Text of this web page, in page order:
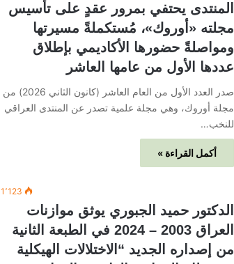
المنتدى يحتفي بمرور عقدٍ على تأسيس
مجلته «أوروك»، مُستكملةً مسيرتها
ومواصلةً حضورها الأكاديمي بإطلاق
عددها الأول من عامها العاشر
صدر العدد الأول من العام العاشر (كانون الثاني 2026) من
مجلة أوروك، وهي مجلة علمية تصدر عن المنتدى العراقي
للنخب…
أكمل القراءة »
1٬123
الدكتور حميد الجبوري يوثق موازنات
العراق 2003 – 2024 في الطبعة الثانية
من إصداره الجديد “الاختلالات الهيكلية